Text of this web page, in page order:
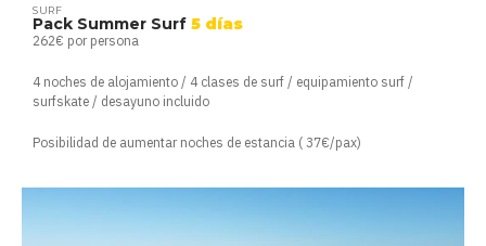
SURF
Pack Summer Surf 5 días
262€ por persona
4 noches de alojamiento / 4 clases de surf / equipamiento surf /
surfskate / desayuno incluido
Posibilidad de aumentar noches de estancia ( 37€/pax)